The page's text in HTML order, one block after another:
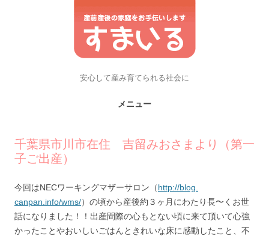
安心して産み育てられる社会に
メニュー
千葉県市川市在住 吉留みおさまより（第一
子ご出産）
今回はNECワーキングマザーサロン（http://blog.
canpan.info/wms/） の頃から産後約３ヶ月にわたり長〜くお世
話になりました！！ 出産間際の心もとない頃に来て頂いて心強
かったことやおいしいごはんときれいな床に感動したこと、 不